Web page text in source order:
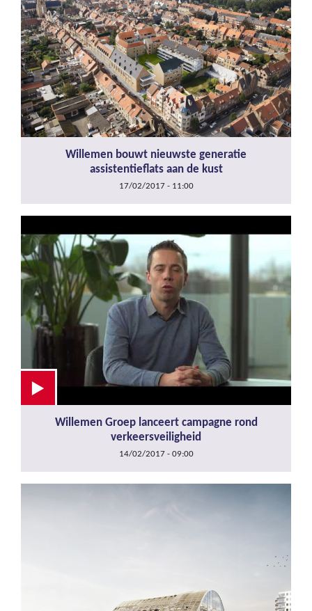
Willemen bouwt nieuwste generatie
assistentieflats aan de kust
17/02/2017 - 11:00
Willemen Groep lanceert campagne rond
verkeersveiligheid
14/02/2017 - 09:00